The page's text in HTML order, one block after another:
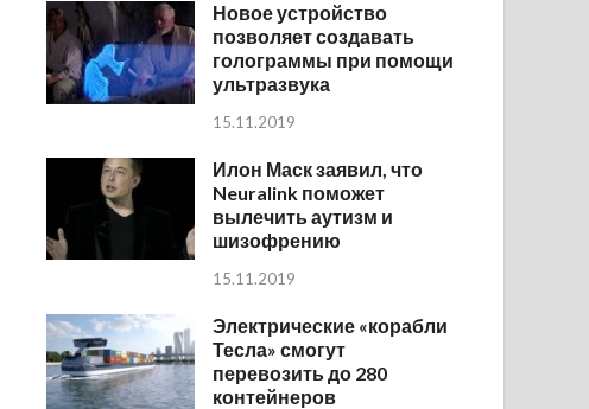
Новое устройство
позволяет создавать
голограммы при помощи
ультразвука
15.11.2019
Илон Маск заявил, что
Neuralink поможет
вылечить аутизм и
шизофрению
15.11.2019
Электрические «корабли
Тесла» смогут
перевозить до 280
контейнеров